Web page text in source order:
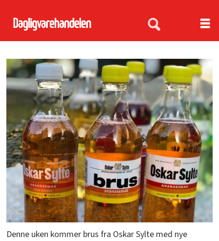
Denne uken kommer brus fra Oskar Sylte med nye